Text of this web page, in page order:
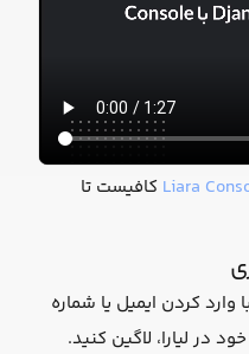
Liara کافیست تا
وارد کردن ایمیل یا شماره
در لیارا، لاگین کنید.